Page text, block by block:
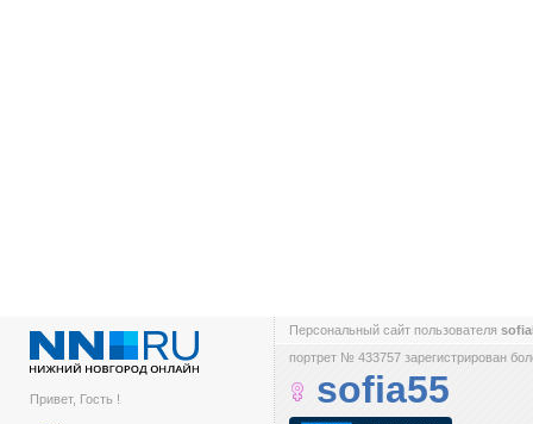
Привет, Гость !
Персональный сайт пользователя
портрет № 433757 зарегистрирован
sofia55